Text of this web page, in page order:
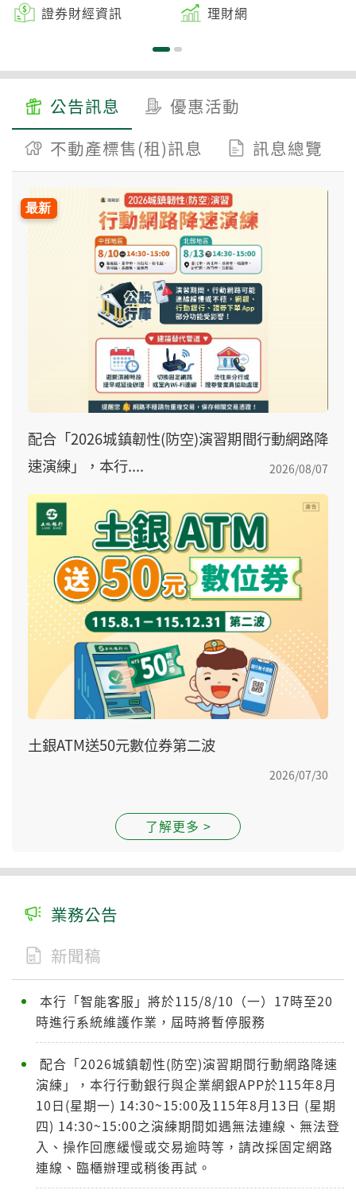
證券財經資訊 理財網
公告訊息
優惠活動
不動產標售(租)訊息
訊息總覽
配合「2026城鎮韌性(防空)演習期間行動網路降
速演練」，本行....
2026/08/07
土銀ATM送50元數位券第二波
2026/07/30
了解更多 >
業務公告
新聞稿
本行「智能客服」將於115/8/10（一）17時至20
時進行系統維護作業，屆時將暫停服務
配合「2026城鎮韌性(防空)演習期間行動網路降速
演練」，本行行動銀行與企業網銀APP於115年8月
10日(星期一) 14:30~15:00及115年8月13日 (星期
四) 14:30~15:00之演練期間如遇無法連線、無法登
入、操作回應緩慢或交易逾時等，請改採固定網路
連線、臨櫃辦理或稍後再試。